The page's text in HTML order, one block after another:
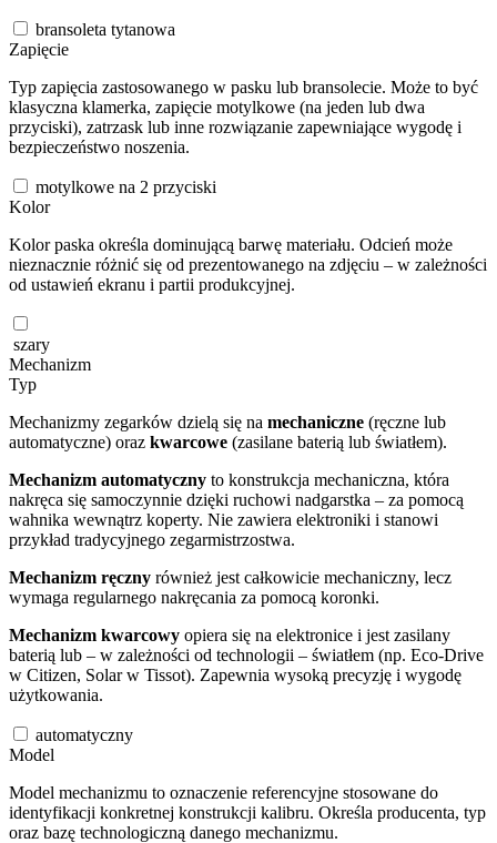
bransoleta tytanowa
Zapięcie
Typ zapięcia zastosowanego w pasku lub bransolecie. Może to być
klasyczna klamerka, zapięcie motylkowe (na jeden lub dwa
przyciski), zatrzask lub inne rozwiązanie zapewniające wygodę i
bezpieczeństwo noszenia.
motylkowe na 2 przyciski
Kolor
Kolor paska określa dominującą barwę materiału. Odcień może
nieznacznie różnić się od prezentowanego na zdjęciu – w zależności
od ustawień ekranu i partii produkcyjnej.
szary
Mechanizm
Typ
Mechanizmy zegarków dzielą się na mechaniczne (ręczne lub
automatyczne) oraz kwarcowe (zasilane baterią lub światłem).
Mechanizm automatyczny to konstrukcja mechaniczna, która
nakręca się samoczynnie dzięki ruchowi nadgarstka – za pomocą
wahnika wewnątrz koperty. Nie zawiera elektroniki i stanowi
przykład tradycyjnego zegarmistrzostwa.
Mechanizm ręczny również jest całkowicie mechaniczny, lecz
wymaga regularnego nakręcania za pomocą koronki.
Mechanizm kwarcowy opiera się na elektronice i jest zasilany
baterią lub – w zależności od technologii – światłem (np. Eco-Drive
w Citizen, Solar w Tissot). Zapewnia wysoką precyzję i wygodę
użytkowania.
automatyczny
Model
Model mechanizmu to oznaczenie referencyjne stosowane do
identyfikacji konkretnej konstrukcji kalibru. Określa producenta, typ
oraz bazę technologiczną danego mechanizmu.